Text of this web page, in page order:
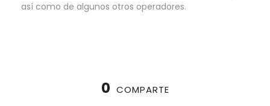
así como de algunos otros operadores.
0 COMPARTE